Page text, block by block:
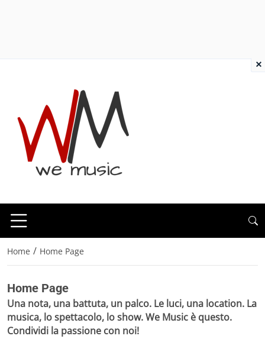
Home / Home Page
Home Page
Una nota, una battuta, un palco. Le luci, una location. La
musica, lo spettacolo, lo show. We Music è questo.
Condividi la passione con noi!
×